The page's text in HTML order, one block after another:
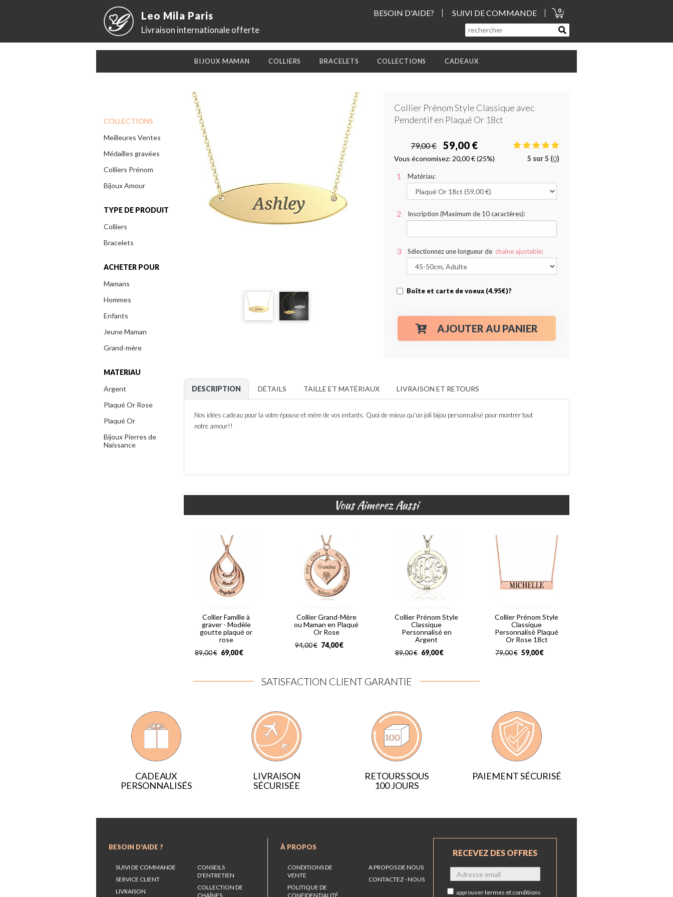
Leo Mila Paris
Livraison internationale offerte
BESOIN D'AIDE? SUIVI DE COMMANDE 0
BIJOUX MAMAN COLLIERS BRACELETS COLLECTIONS CADEAUX
COLLECTIONS
Meilleures Ventes
Médailles gravées
Colliers Prénom
Bijoux Amour
TYPE DE PRODUIT
Colliers
Bracelets
ACHETER POUR
Mamans
Hommes
Enfants
Jeune Maman
Grand-mère
MATERIAU
Argent
Plaqué Or Rose
Plaqué Or
Bijoux Pierres de
Naissance
Collier Prénom Style Classique avec
Pendentif en Plaqué Or 18ct
79,00 € 59,00 €
Vous économisez: 20,00 €(25%) 5 sur5 (0)
Matériau:
Inscription (Maximum de 10 caractères):
Sélectionnez une longueur de chaîne ajustable:
Boîte et carte de voeux (4.95€)?
AJOUTER AU PANIER
DESCRIPTION DÉTAILS TAILLE ET MATÉRIAUX LIVRAISON ET RETOURS
Nos idées cadeau pour la votre épouse et mère de vos enfants. Quoi de mieux qu'un joli bijou personnalisé pour montrer tout
notre amour!!
Vous Aimerez Aussi
Collier Famille à
graver - Modèle
goutte plaqué or
rose
€
89,00 €
69,00
Collier Grand-Mère
ou Maman en Plaqué
Or Rose
€
94,00 €
74,00
Collier Prénom Style
Classique
Personnalisé en
Argent
€
89,00 €
69,00
Collier Prénom Style
Classique
Personnalisé Plaqué
Or Rose 18ct
€
79,00 €
59,00
SATISFACTION CLIENT GARANTIE
RETOURS SOUS
100 JOURS
PAIEMENT SÉCURISÉ
CADEAUX
PERSONNALISÉS
LIVRAISON
SÉCURISÉE
BESOIN D'AIDE ?
SUIVI DE COMMANDE
SERVICE CLIENT
LIVRAISON
CONSEILS
D'ENTRETIEN
COLLECTION DE
CHAÎNES
À PROPOS
CONDITIONS DE
VENTE
POLITIQUE DE
CONFIDENTIALITÉ
A PROPOS DE NOUS
CONTACTEZ - NOUS
RECEVEZ DES OFFRES
approuvertermes et conditions